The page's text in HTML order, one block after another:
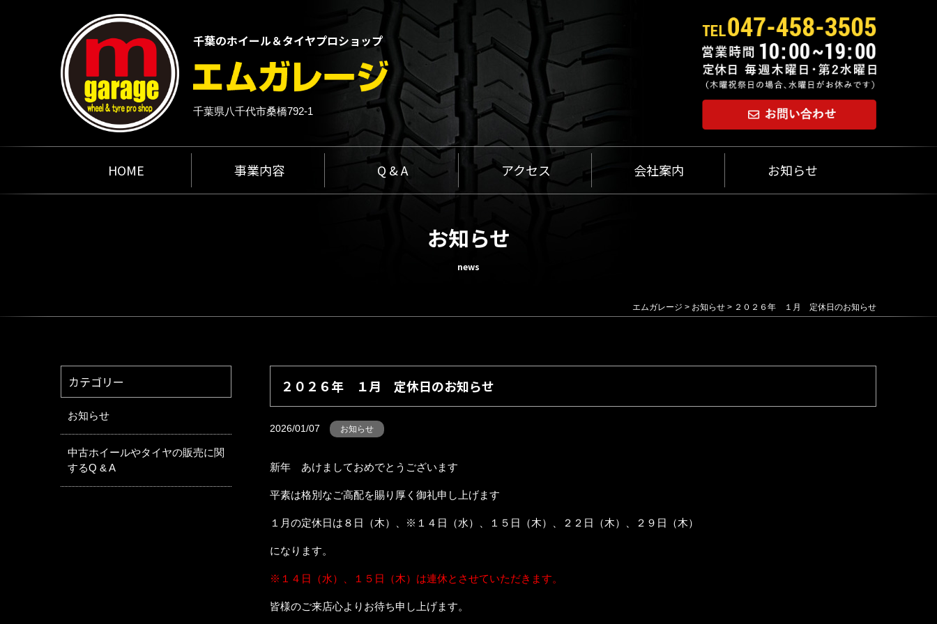
千葉のホイール＆タイヤプロショップ
千葉県八千代市桑橋792-1
HOME 事業内容 Q & A アクセス 会社案内 お知らせ
お知らせ
news
エムガレージ > お知らせ > ２０２６年 １月 定休日のお知らせ
２０２６年 １月 定休日のお知らせ
2026/01/07 お知らせ
新年 あけましておめでとうございます
平素は格別なご高配を賜り厚く御礼申し上げます
１月の定休日は８日（木）、※１４日（水）、１５日（木）、２２日（木）、２９日（木）
になります。
※１４日（水）、１５日（木）は連休とさせていただきます。
皆様のご来店心よりお待ち申し上げます。
カテゴリー
お知らせ
中古ホイールやタイヤの販売に関
するQ & A